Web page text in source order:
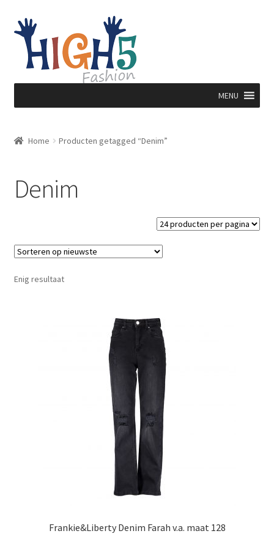
Ga
door
naar
navigatie
Ga
direct
naar
inhoud
MENU
Home Producten getagged “Denim”
Denim
Enig resultaat
Frankie&Liberty Denim Farah v.a. maat 128